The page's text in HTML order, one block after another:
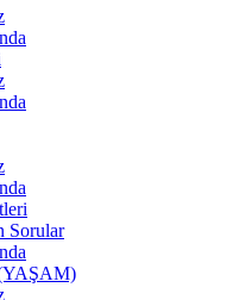
Sorular